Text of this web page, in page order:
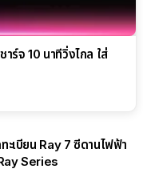
ร์จ 10 นาทีวิ่งไกล ใส่
เบียน Ray 7 ซีดานไฟฟ้า
Series